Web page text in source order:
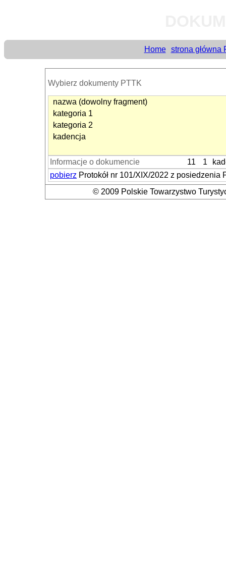
Home strona główna
Wybierz dokumenty PTTK
nazwa (dowolny fragment)
kategoria 1
kategoria 2
kadencja
Informacje o dokumencie 11 1
pobierz Protokół nr 101/XIX/2022 z
© 2009 Polskie Towarzystwo